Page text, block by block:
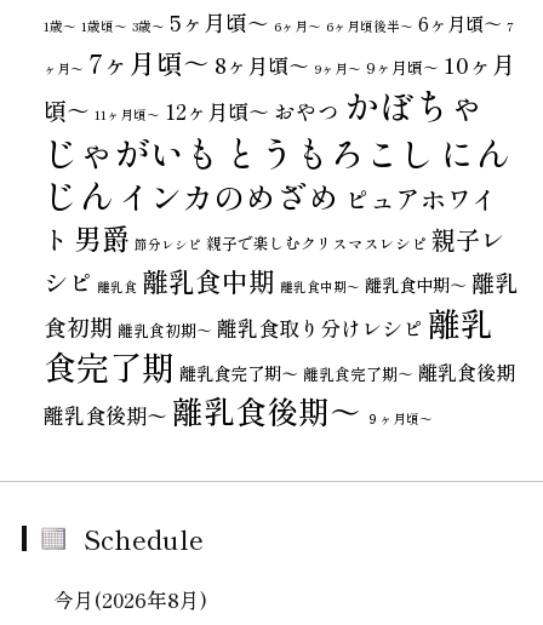
1歳〜 1歳頃～ 3歳〜 5ヶ月頃～ 6ヶ月〜 6ヶ月頃後半～ 6ヶ月頃～ 7
ヶ月〜 7ヶ月頃～ 8ヶ月頃～ 9ヶ月〜 9ヶ月頃～ 10ヶ月
頃～ 11ヶ月頃～ 12ヶ月頃～ おやつ かぼちゃ
じゃがいも とうもろこし にん
じん インカのめざめ ピュアホワイ
ト 男爵 節分レシピ 親子で楽しむクリスマスレシピ 親子レ
シピ 離乳食 離乳食中期 離乳食中期〜 離乳食中期～ 離乳
食初期 離乳食初期～ 離乳食取り分けレシピ 離乳
食完了期 離乳食完了期〜 離乳食完了期～ 離乳食後期
離乳食後期〜 離乳食後期～ ９ヶ月頃～
Schedule
今月(2026年8月)